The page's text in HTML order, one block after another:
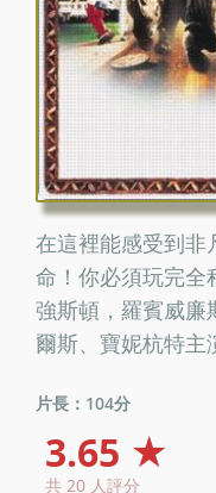
在這裡能感受到非
命！你必須玩完全
強斯頓，羅賓威廉
爾斯、寶妮杭特主
片長：104分
3.65 ★
共 20 人評分